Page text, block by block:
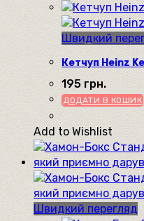
Швидкий
Кетчуп Heinz
195 грн.
ДОДАТИ В КОШИК
Add to Wishlist
Швидкий перегляд